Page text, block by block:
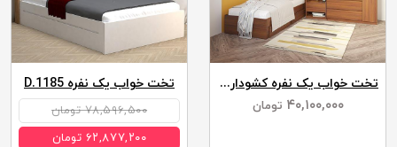
تخت خواب یک نفره کشودار آدونیس عرض 90
۴۰,۱۰۰,۰۰۰ تومان
تخت خواب یک نفره D.1185
۷۸,۵۹۶,۵۰۰ تومان
۶۲,۸۷۷,۲۰۰ تومان